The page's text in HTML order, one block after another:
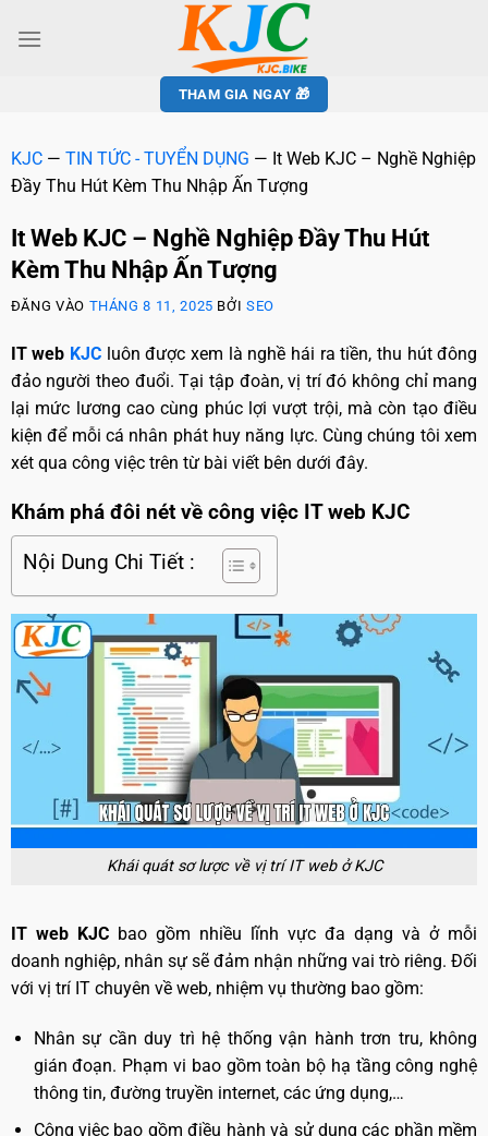
THAM GIA NGAY 🎁
KJC— TIN TỨC - TUYỂN DỤNG — It Web KJC – Nghề Nghiệp
Đầy Thu Hút Kèm Thu Nhập Ấn Tượng
It Web KJC – Nghề Nghiệp Đầy Thu Hút
Kèm Thu Nhập Ấn Tượng
ĐĂNG VÀO THÁNG 8 11, 2025 BỞISEO
IT web KJC luôn được xem là nghề hái ra tiền, thu hút đông
đảo người theo đuổi. Tại tập đoàn, vị trí đó không chỉ mang
lại mức lương cao cùng phúc lợi vượt trội, mà còn tạo điều
kiện để mỗi cá nhân phát huy năng lực. Cùng chúng tôi xem
xét qua công việc trên từ bài viết bên dưới đây.
Khám phá đôi nét về công việc IT web KJC
Nội Dung Chi Tiết :
Khái quát sơ lược về vị trí IT web ở KJC
IT web KJCbao gồm nhiều lĩnh vực đa dạng và ở mỗi
doanh nghiệp, nhân sự sẽ đảm nhận những vai trò riêng. Đối
với vị trí IT chuyên về web, nhiệm vụ thường bao gồm:
Nhân sự cần duy trì hệ thống vận hành trơn tru, không
gián đoạn. Phạm vi bao gồm toàn bộ hạ tầng công nghệ
thông tin, đường truyền internet, các ứng dụng,…
Công việc bao gồm điều hành và sử dụng các phần mềm